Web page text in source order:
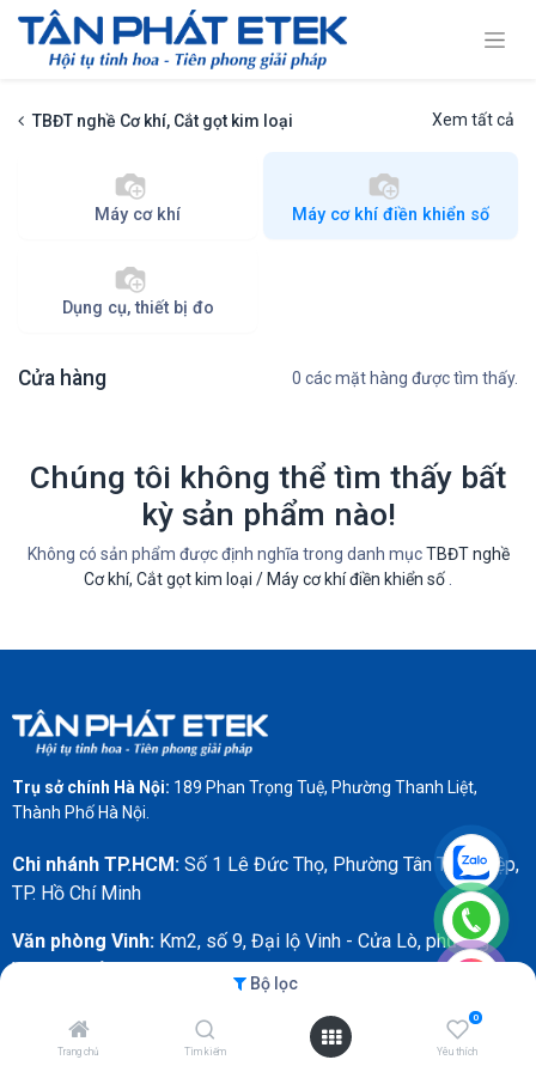
Bộ lọc
Trang chủ Tìm kiếm
0
Yêu thích
TBĐT nghề Cơ khí, Cắt gọt kim loại Xem tất cả
Máy cơ khí Máy cơ khí điền khiển số
Dụng cụ, thiết bị đo
Cửa hàng 0 các mặt hàng được tìm thấy.
Chúng tôi không thể tìm thấy bất
kỳ sản phẩm nào!
Không có sản phẩm được định nghĩa trong danh mụcTBĐT nghề
Cơ khí, Cắt gọt kim loại / Máy cơ khí điền khiển số
Trụ sở chính Hà Nội: 189 Phan Trọng Tuệ, Phường Thanh Liệt,
Thành Phố Hà Nội.
Chi nhánh TP.HCM: Số 1 Lê Đức Thọ, Phường Tân Thới Hiệp,
TP. Hồ Chí Minh
Văn phòng Vinh: Km2, số 9, Đại lộ Vinh - Cửa Lò, phường
Vinh Phú, tỉnh Nghệ An
Liên kết hữu ích